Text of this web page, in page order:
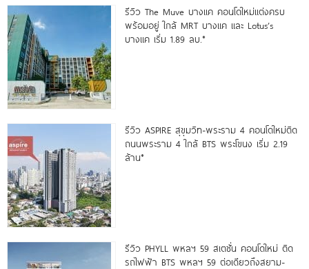
รีวิว The Muve บางแค คอนโดใหม่แต่งครบ
พร้อมอยู่ ใกล้ MRT บางแค และ Lotus’s
บางแค เริ่ม 1.89 ลบ.*
รีวิว ASPIRE สุขุมวิท-พระราม 4 คอนโดใหม่ติด
ถนนพระราม 4 ใกล้ BTS พระโขนง เริ่ม 2.19
ล้าน*
รีวิว PHYLL พหลฯ 59 สเตชั่น คอนโดใหม่ ติด
รถไฟฟ้า BTS พหลฯ 59 ต่อเดียวถึงสยาม-